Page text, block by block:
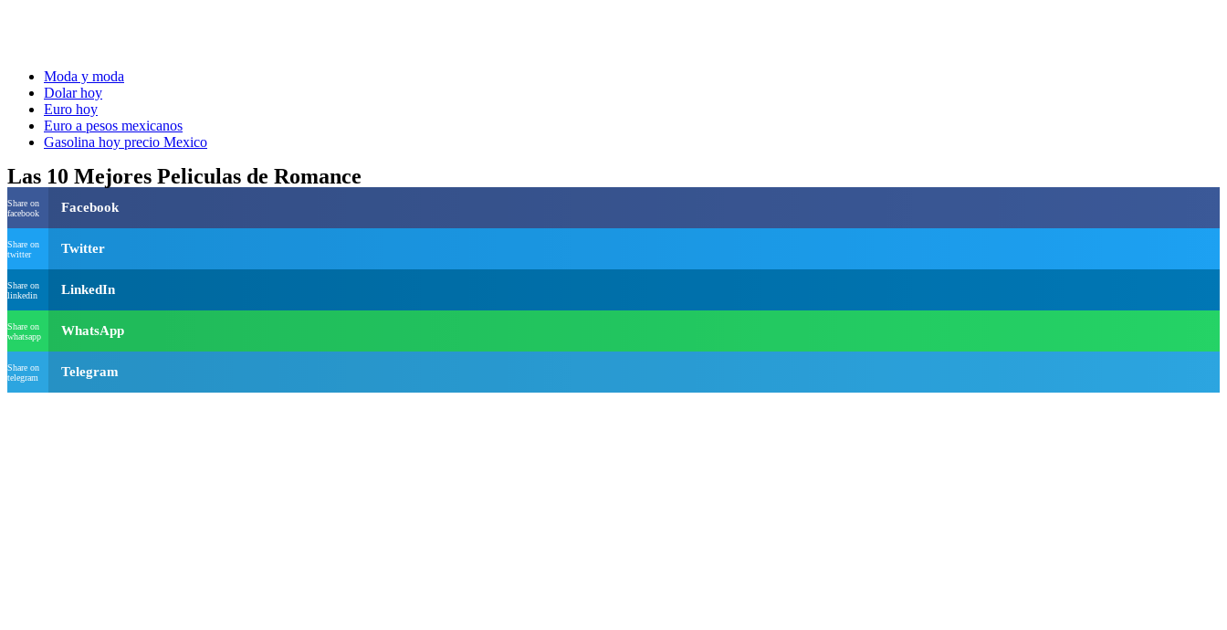
Moda y moda
Dolar hoy
Euro hoy
Euro a pesos mexicanos
Gasolina hoy precio Mexico
Las 10 Mejores Peliculas de Romance
Share on
facebook
Facebook
Share on
twitter
Twitter
Share on
linkedin
LinkedIn
Share on
whatsapp
WhatsApp
Share on
telegram
Telegram